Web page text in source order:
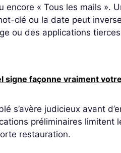
encore « Tous les mails ».
clé ou la date peut
ou des applications
signe façonne vraiment
s’avère judicieux avant
préliminaires limitent
restauration.